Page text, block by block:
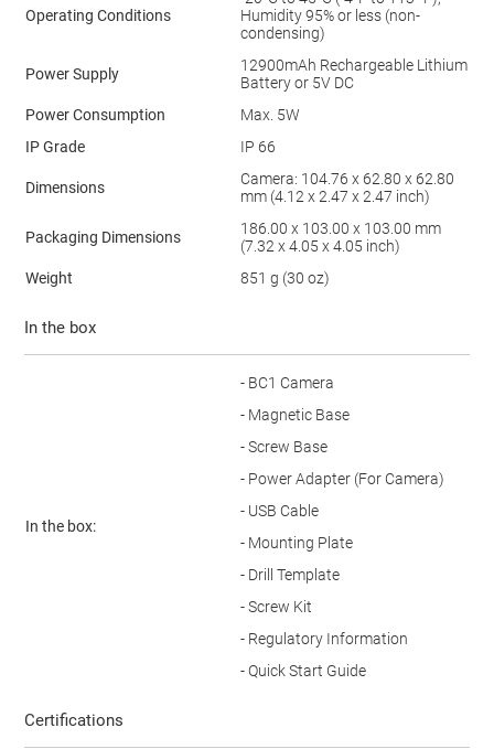
Operating Conditions
Humidity 95% or less (non-
condensing)
Power Supply
12900mAh Rechargeable Lithium
Battery or 5V DC
Power Consumption
Max. 5W
IP Grade
IP 66
Dimensions
Camera: 104.76 x 62.80 x 62.80
mm (4.12 x 2.47 x 2.47 inch)
Packaging Dimensions
186.00 x 103.00 x 103.00 mm
(7.32 x 4.05 x 4.05 inch)
Weight
851 g (30 oz)
In the box
In the box:
- BC1 Camera
- Magnetic Base
- Screw Base
- Power Adapter (For Camera)
- USB Cable
- Mounting Plate
- Drill Template
- Screw Kit
- Regulatory Information
- Quick Start Guide
Certifications